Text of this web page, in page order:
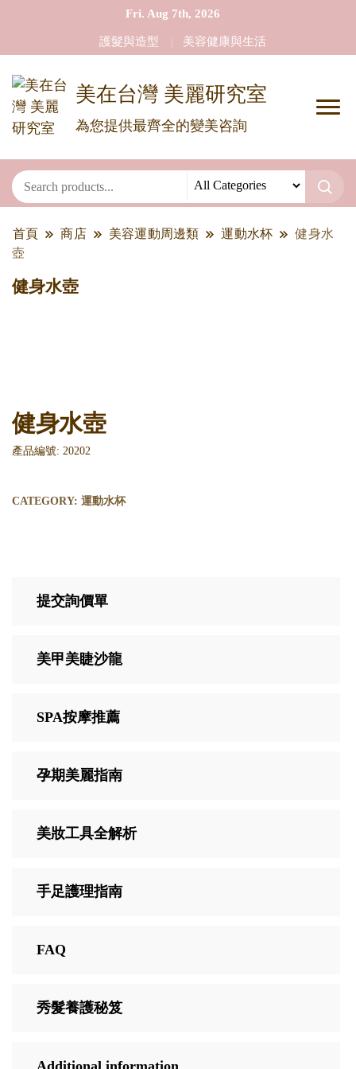
Fri. Aug 7th, 2026
護髮與造型 美容健康與生活
美在台灣 美麗研究室
為您提供最齊全的變美咨詢
首頁 商店 美容運動周邊類 運動水杯
健身水
壺
健身水壺
健身水壺
產品編號: 20202
CATEGORY: 運動水杯
提交詢價單
美甲美睫沙龍
SPA按摩推薦
孕期美麗指南
美妝工具全解析
手足護理指南
FAQ
秀髮養護秘笈